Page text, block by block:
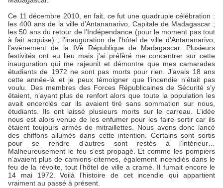
Ce 11 décembre 2010, en fait, ce fut une quadruple célébration :
les 400 ans de la ville d’Antananarivo, Capitale de Madagascar ;
les 50 ans du retour de l’Indépendance (pour le moment pas tout
à fait acquise) ; l’inauguration de l’hôtel de ville d’Antananarivo;
l'avènement de la IVè République de Madagascar. Plusieurs
festivités ont eu lieu mais j'ai préfèré me concentrer sur cette
inauguration qui me rajeunit et démontre que mes camarades
étudiants de 1972 ne sont pas morts pour rien. J’avais 18 ans
cette année-là et je peux témoigner que l’incendie n’était pas
voulu. Des membres des Forces Républicaines de Sécurité s’y
étaient, n’ayant plus de renfort alors que toute la population les
avait encerclés car ils avaient tiré sans sommation sur nous,
étudiants. Ils ont laissé plusieurs morts sur le carreau. L’idée
nous est alors venue de les enfumer pour les faire sortir car ils
étaient toujours armés de mitraillettes. Nous avons donc lancé
des chiffons allumés dans cette intention. Certains sont sortis
pour se rendre d’autres sont restés à l’intérieur…
Malheureusement le feu s’est propagé. Et comme les pompiers
n’avaient plus de camions-citernes, également incendiés dans le
feu de la révolte, tout l’hôtel de ville a cramé. Il fumait encore le
14 mai 1972. Voilà l’histoire de cet incendie qui appartient
vraiment au passé à présent.